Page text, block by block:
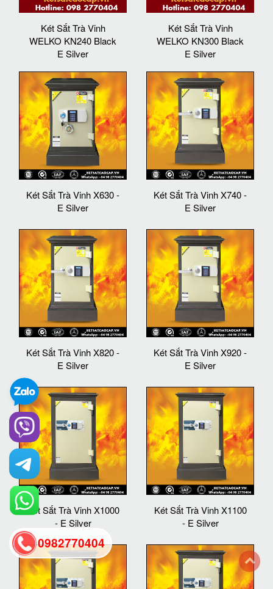
Két Sắt Trà Vinh
WELKO KN240 Black
E Silver
Két Sắt Trà Vinh
WELKO KN300 Black
E Silver
Két Sắt Trà Vinh X630 -
E Silver
Két Sắt Trà Vinh X740 -
E Silver
Két Sắt Trà Vinh X820 -
E Silver
Két Sắt Trà Vinh X920 -
E Silver
Két Sắt Trà Vinh X1000
- E Silver
Két Sắt Trà Vinh X1100
- E Silver
0982770404
back